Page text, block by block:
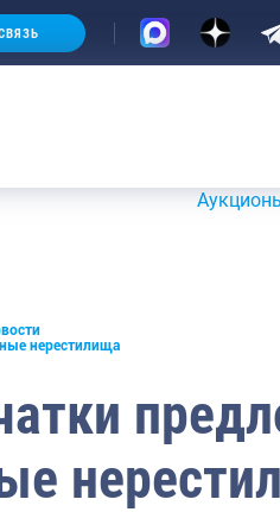
Аукционы 20-21
нерестилища